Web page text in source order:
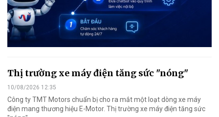
Thị trường xe máy điện tăng sức "nóng"
10/08/2026 12:35
Công ty TMT Motors chuẩn bị cho ra mắt một loạt dòng xe máy
điện mang thương hiệu E-Motor. Thị trường xe máy điện tăng sức